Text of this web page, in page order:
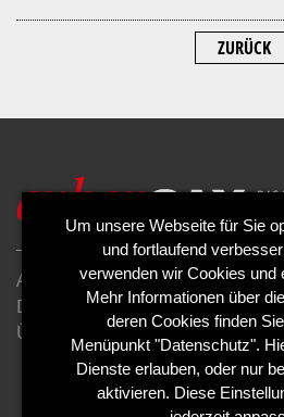
ZURÜCK
AGB
Impressum
Datenschutzerklärung
Cookies
Über uns
Kontakt
Abo kündigen
Abo
Um unsere Webseite für Sie
und fortlaufend
verwenden wir Cookies und
Mehr Informationen über
deren Cookies finden
Menüpunkt "Datenschutz".
Dienste erlauben, oder nur
aktivieren. Diese